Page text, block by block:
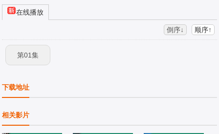
在线播放
倒序↓ 顺序↑
第01集
下载地址
相关影片